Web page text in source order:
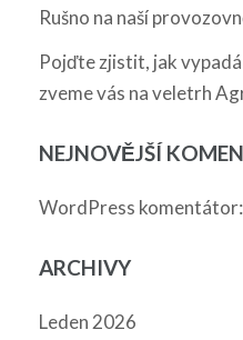
Rušno na naší
Pojďte zjistit, jak
zveme vás na veletrh
NEJNOVĚJŠÍ
WordPress komentátor:
ARCHIVY
Leden 2026